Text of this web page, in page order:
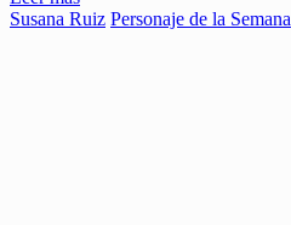
Susana Ruiz Personaje de la Semana